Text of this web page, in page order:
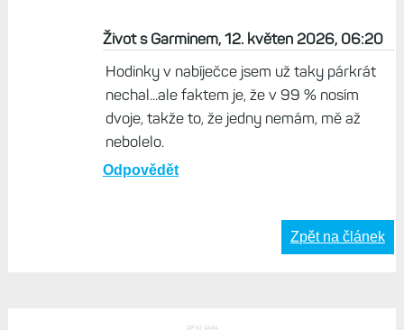
Život s Garminem, 12. květen 2026, 06:20
Hodinky v nabíječce jsem už taky párkrát
nechal...ale faktem je, že v 99 % nosím
dvoje, takže to, že jedny nemám, mě až
nebolelo.
Odpovědět
Zpět na článek